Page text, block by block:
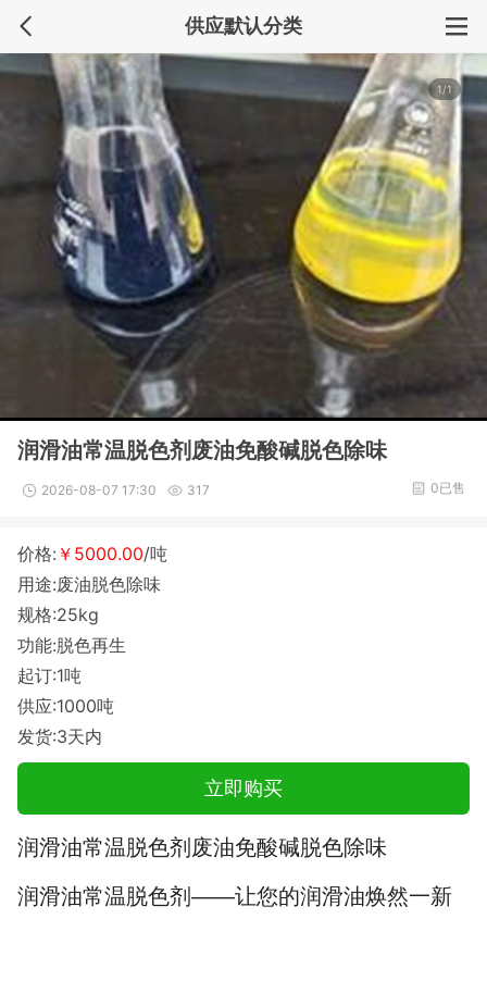
供应默认分类
1/1
润滑油常温脱色剂废油免酸碱脱色除味
2026-08-07 17:30 317 0已售
价格: ￥5000.00/吨
用途:废油脱色除味
规格:25kg
功能:脱色再生
起订:1吨
供应:1000吨
发货:3天内
立即购买
润滑油常温脱色剂 废油免酸碱脱色除味
润滑油常温脱色剂 ——让您的润滑油焕然一新